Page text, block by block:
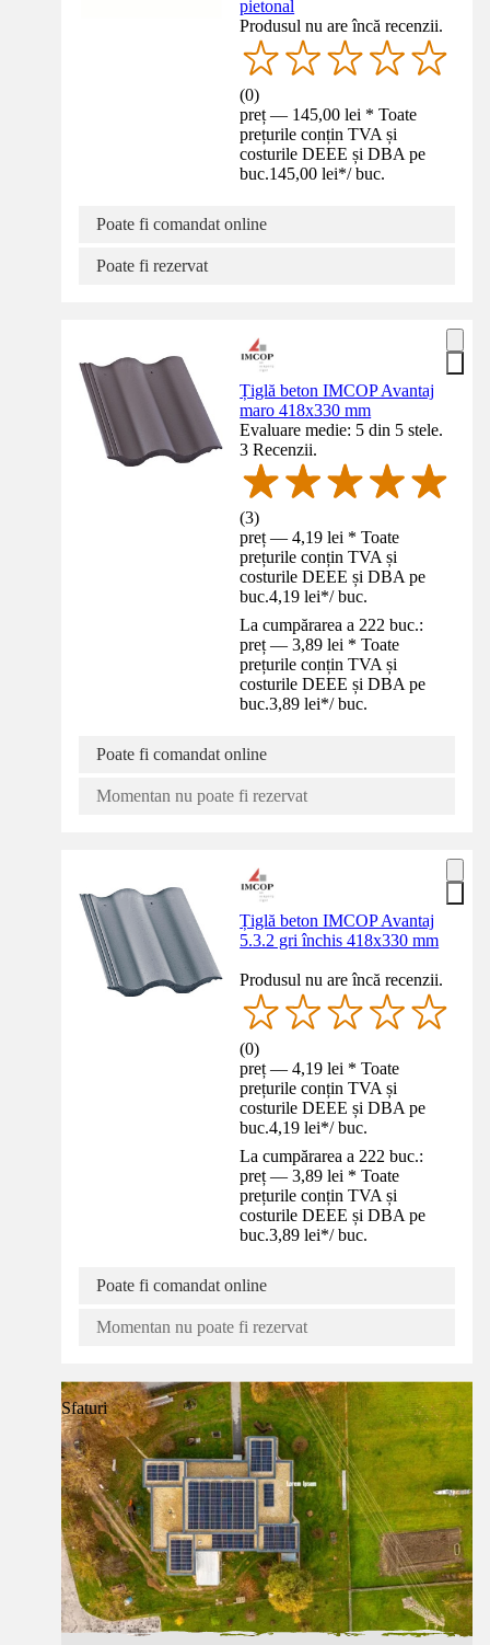
pietonal
Produsul nu are încă recenzii.
(0)
preț — 145,00 lei * Toate
prețurile conțin TVA și
costurile DEEE și DBA pe
buc.145,00 lei*/ buc.
Poate fi comandat online
Poate fi rezervat
Țiglă beton IMCOP Avantaj
maro 418x330 mm
Evaluare medie: 5 din 5 stele.
3 Recenzii.
(3)
preț — 4,19 lei * Toate
prețurile conțin TVA și
costurile DEEE și DBA pe
buc.4,19 lei*/ buc.
La cumpărarea a 222 buc.:
preț — 3,89 lei * Toate
prețurile conțin TVA și
costurile DEEE și DBA pe
buc.3,89 lei*/ buc.
Poate fi comandat online
Momentan nu poate fi rezervat
Țiglă beton IMCOP Avantaj
5.3.2 gri închis 418x330 mm
Produsul nu are încă recenzii.
(0)
preț — 4,19 lei * Toate
prețurile conțin TVA și
costurile DEEE și DBA pe
buc.4,19 lei*/ buc.
La cumpărarea a 222 buc.:
preț — 3,89 lei * Toate
prețurile conțin TVA și
costurile DEEE și DBA pe
buc.3,89 lei*/ buc.
Poate fi comandat online
Momentan nu poate fi rezervat
Sfaturi